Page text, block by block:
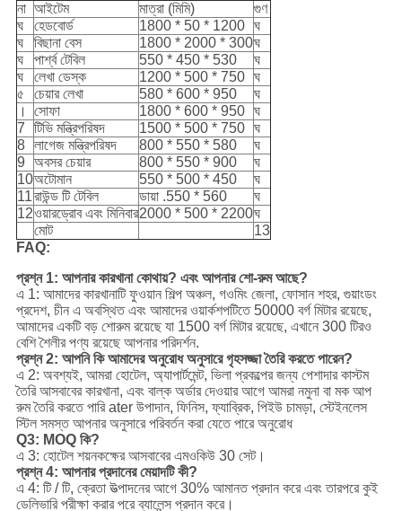
না আইটেম মাত্রা (মিমি)
গুণ
ঘ
হেডবোর্ড 1800 * 50 * 1200 ঘ
ঘ
বিছানা বেস 1800 * 2000 * 300ঘ
ঘ
পার্শ্ব টেবিল 550 * 450 * 530
ঘ
ঘ
লেখা ডেস্ক 1200 * 500 * 750 ঘ
৫
চেয়ার লেখা 580 * 600 * 950
ঘ
।
সোফা 1800 * 600 * 950 ঘ
7
টিভি মন্ত্রিপরিষদ 1500 * 500 * 750 ঘ
8 লাগেজ মন্ত্রিপরিষদ 800 * 550 * 580
ঘ
9
অবসর চেয়ার 800 * 550 * 900
ঘ
10অটোমান 550 * 500 * 450
ঘ
11রাউন্ড টি টেবিল ডায়া .550 * 560
ঘ
12ওয়ারড্রোব এবং মিনিবার2000 * 500 * 2200ঘ
মোট
13
FAQ:
প্রশ্ন 1: আপনার কারখানা কোথায়? এবং আপনার শো-রুম আছে?
এ 1: আমাদের কারখানাটি ফুওয়ান শিল্প অঞ্চল, গওমিং জেলা, ফোসান শহর, গুয়াংডং
প্রদেশ, চীন এ অবস্থিত এবং আমাদের ওয়ার্কশপটিতে 50000 বর্গ মিটার রয়েছে,
আমাদের একটি বড় শোরুম রয়েছে যা 1500 বর্গ মিটার রয়েছে, এখানে 300 টিরও
বেশি শৈলীর পণ্য রয়েছে আপনার পরিদর্শন.
প্রশ্ন 2: আপনি কি আমাদের অনুরোধ অনুসারে গৃহসজ্জা তৈরি করতে পারেন?
এ 2: অবশ্যই, আমরা হোটেল, অ্যাপার্টমেন্ট, ভিলা প্রকল্পের জন্য পেশাদার কাস্টম
তৈরি আসবাবের কারখানা, এবং বাল্ক অর্ডার দেওয়ার আগে আমরা নমুনা বা মক আপ
রুম তৈরি করতে পারি ater উপাদান, ফিনিস, ফ্যাব্রিক, পিইউ চামড়া, স্টেইনলেস
স্টিল সমস্ত আপনার অনুসারে পরিবর্তন করা যেতে পারে অনুরোধ
Q3: MOQ কি?
এ 3: হোটেল শয়নকক্ষের আসবাবের এমওকিউ 30 সেট।
প্রশ্ন 4: আপনার প্রদানের মেয়াদটি কী?
এ 4: টি / টি, ক্রেতা উত্পাদনের আগে 30% আমানত প্রদান করে এবং তারপরে কুই
ডেলিভারি পরীক্ষা করার পরে ব্যালেন্স প্রদান করে।